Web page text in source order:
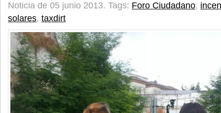
Noticia de 05 junio 2013. Tags: Foro Ciudadano,
solares, taxdirt